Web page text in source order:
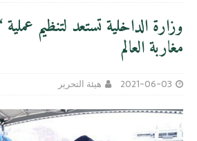
وزارة الداخلية تستعد لتنظيم
مغاربة العالم
2021-06-03 هيئة التحرير